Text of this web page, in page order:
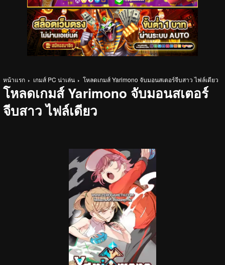
หน้าแรก เกมส์ PC น่าเล่น โหลดเกมส์ Yarimono จับมอนสเตอร์จีบสาว ไฟล์เดียว
โหลดเกมส์ Yarimono จับมอนสเตอร์
จีบสาว ไฟล์เดียว